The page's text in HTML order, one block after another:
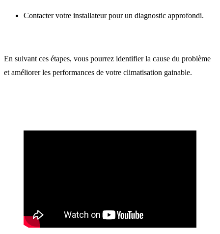
Contacter votre installateur pour un diagnostic approfondi.
En suivant ces étapes, vous pourrez identifier la cause du problème
et améliorer les performances de votre climatisation gainable.